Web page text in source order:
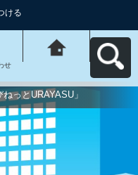
ける
せ
びねっと
URAYASU」へ戻る
っとURAYASU」